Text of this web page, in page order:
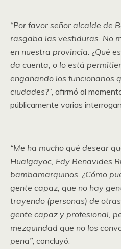
“Por favor señor alcalde de
rasgaba las vestiduras. No
en nuestra provincia. ¿Qué
da cuenta, o lo está
engañando los funcionarios
ciudades?”, afirmó al
públicamente varias
“Me ha mucho qué desear
Hualgayoc, Edy Benavides
bambamarquinos. ¿Cómo
gente capaz, que no hay
trayendo (personas) de
gente capaz y profesional,
mezquindad que no los
pena”, concluyó.